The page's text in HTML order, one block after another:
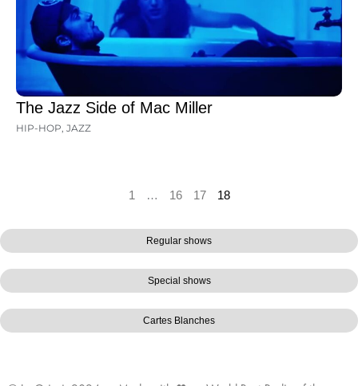
Regular shows
Special shows
Cartes Blanches
The Jazz Side of Mac Miller
HIP-HOP JAZZ
1 … 16 17 18